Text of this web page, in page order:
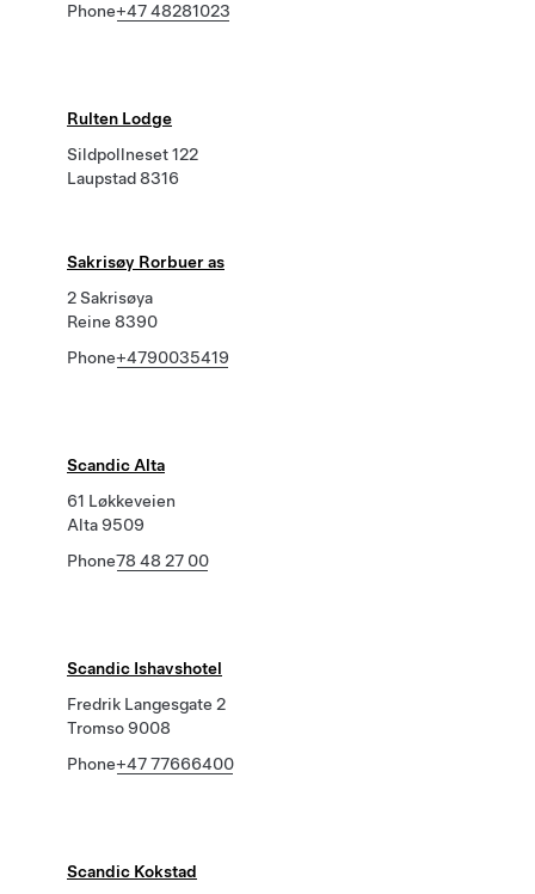
Phone+47 48281023
Rulten Lodge
Sildpollneset 122
Laupstad 8316
Sakrisøy Rorbuer as
2 Sakrisøya
Reine 8390
Phone+4790035419
Scandic Alta
61 Løkkeveien
Alta 9509
Phone78 48 27 00
Scandic Ishavshotel
Fredrik Langesgate 2
Tromso 9008
Phone+47 77666400
Scandic Kokstad